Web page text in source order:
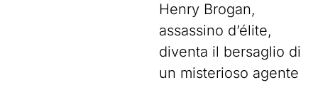
Henry Brogan,
assassino d’élite,
diventa il bersaglio di
un misterioso agente